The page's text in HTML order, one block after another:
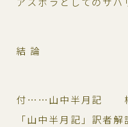
結 論
付……山中半月記
「山中半月記」訳者